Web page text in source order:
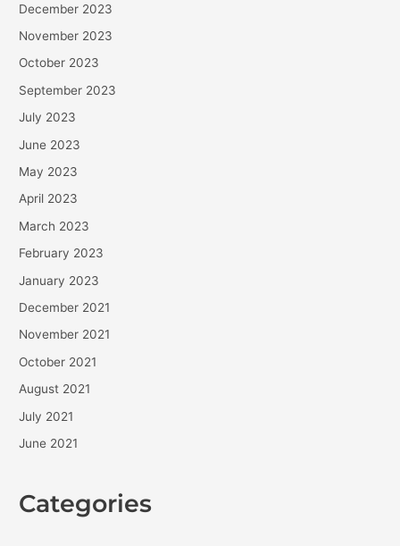
December 2023
November 2023
October 2023
September 2023
July 2023
June 2023
May 2023
April 2023
March 2023
February 2023
January 2023
December 2021
November 2021
October 2021
August 2021
July 2021
June 2021
Categories